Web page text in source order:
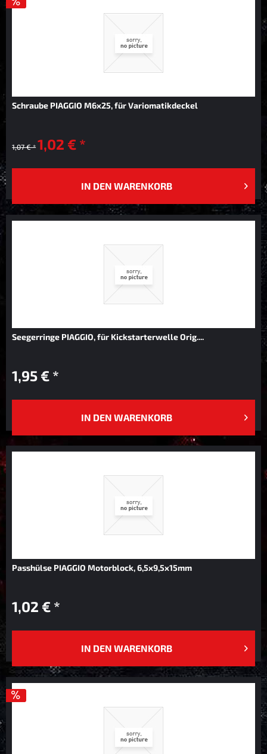
Schraube PIAGGIO M6x25, für Variomatikdeckel
1,07 € * 1,02 € *
IN DEN WARENKORB
Seegerringe PIAGGIO, für Kickstarterwelle Orig....
1,95 € *
IN DEN WARENKORB
Passhülse PIAGGIO Motorblock, 6,5x9,5x15mm
1,02 € *
IN DEN WARENKORB